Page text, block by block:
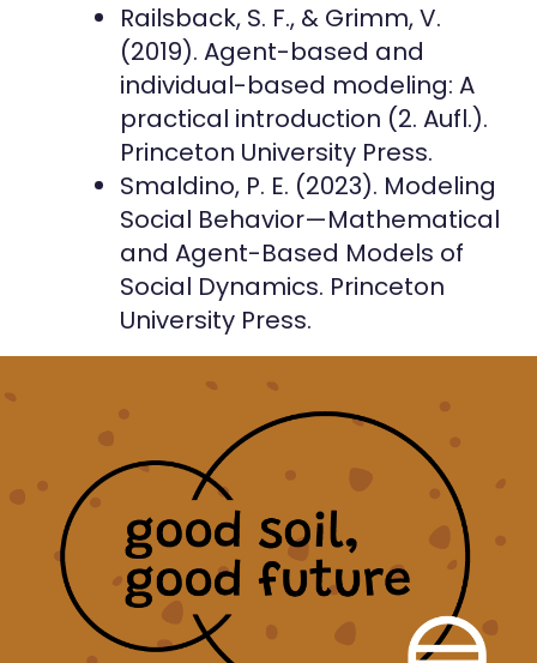
Railsback, S. F., & Grimm, V.
(2019). Agent-based and
individual-based modeling: A
practical introduction (2. Aufl.).
Princeton University Press.
Smaldino, P. E. (2023). Modeling
Social Behavior—Mathematical
and Agent-Based Models of
Social Dynamics. Princeton
University Press.